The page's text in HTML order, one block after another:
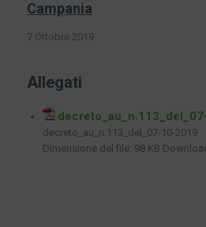
Campania
7 Ottobre 2019
Allegati
decreto_au_n.113_del_07-10-2019
Dimensione del file: 98 KB